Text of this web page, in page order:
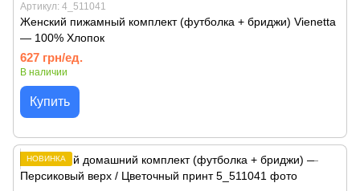
Артикул: 4_511041
Женский пижамный комплект (футболка + бриджи) Vienetta
— 100% Хлопок
627 грн/ед.
В наличии
Купить
НОВИНКА